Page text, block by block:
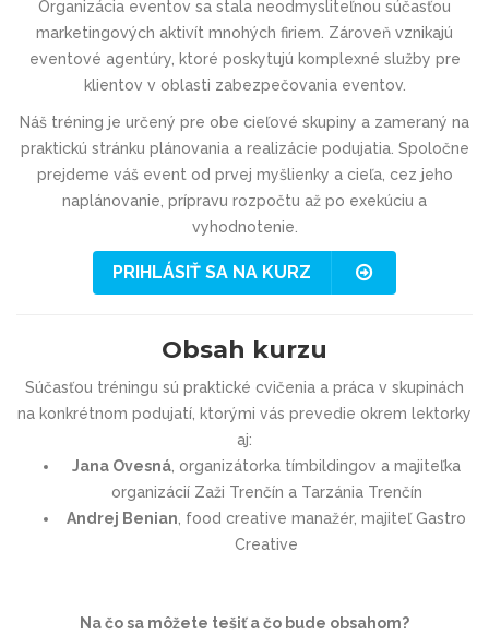
Organizácia eventov sa stala neodmysliteľnou súčasťou
marketingových aktivít mnohých firiem. Zároveň vznikajú
eventové agentúry, ktoré poskytujú komplexné služby pre
klientov v oblasti zabezpečovania eventov.
Náš tréning je určený pre obe cieľové skupiny a zameraný na
praktickú stránku plánovania a realizácie podujatia. Spoločne
prejdeme váš event od prvej myšlienky a cieľa, cez jeho
naplánovanie, prípravu rozpočtu až po exekúciu a
vyhodnotenie.
PRIHLÁSIŤ SA NA KURZ
Obsah kurzu
Súčasťou tréningu sú praktické cvičenia a práca v skupinách
na konkrétnom podujatí, ktorými vás prevedie okrem lektorky
aj:
Jana Ovesná , organizátorka tímbildingov a majiteľka
organizácií Zaži Trenčín a Tarzánia Trenčín
Andrej Benian , food creative manažér, majiteľ Gastro
Creative
Na čo sa môžete tešiť a čo bude obsahom?